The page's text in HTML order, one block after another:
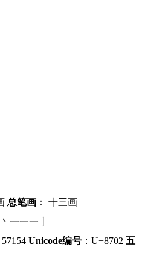
总笔画 ： 十三画
一一一丨
57154 Unicode编号 ：U+8702 五